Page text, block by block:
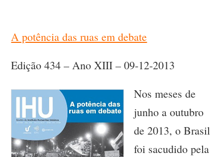
A potência das ruas em debate
Edição 434 – Ano XIII – 09-12-2013
Nos meses de
junho a outubro
de 2013, o Brasil
foi sacudido pela